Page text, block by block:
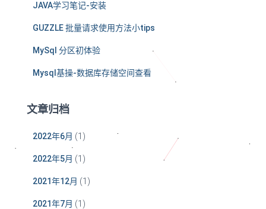
JAVA学习笔记-安装
GUZZLE 批量请求使用方法小tips
MySql 分区初体验
Mysql基操-数据库存储空间查看
文章归档
2022年6月 (1)
2022年5月 (1)
2021年12月 (1)
2021年7月 (1)